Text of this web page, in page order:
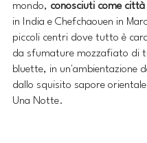
mondo, conosciuti come città
in India e Chefchaouen in
piccoli centri dove tutto è
da sfumature mozzafiato di
bluette, in un'ambientazione
dallo squisito sapore orientale
Una Notte.